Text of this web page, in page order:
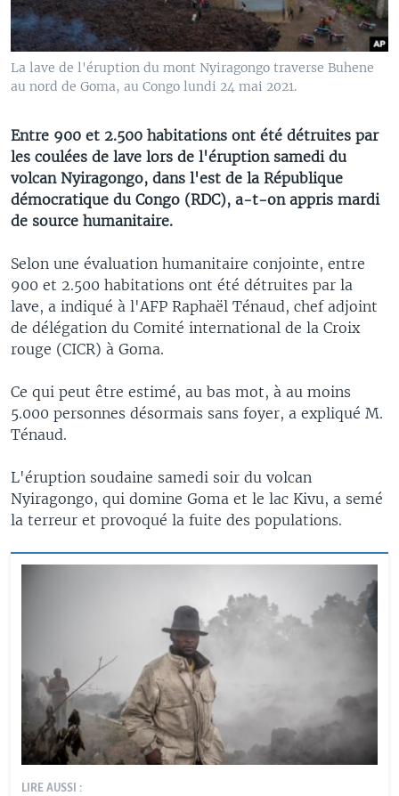
La lave de l'éruption du mont Nyiragongo traverse Buhene
au nord de Goma, au Congo lundi 24 mai 2021.
Entre 900 et 2.500 habitations ont été détruites par
les coulées de lave lors de l'éruption samedi du
volcan Nyiragongo, dans l'est de la République
démocratique du Congo (RDC), a-t-on appris mardi
de source humanitaire.
Selon une évaluation humanitaire conjointe, entre
900 et 2.500 habitations ont été détruites par la
lave, a indiqué à l'AFP Raphaël Ténaud, chef adjoint
de délégation du Comité international de la Croix
rouge (CICR) à Goma.
Ce qui peut être estimé, au bas mot, à au moins
5.000 personnes désormais sans foyer, a expliqué M.
Ténaud.
L'éruption soudaine samedi soir du volcan
Nyiragongo, qui domine Goma et le lac Kivu, a semé
la terreur et provoqué la fuite des populations.
LIRE AUSSI :